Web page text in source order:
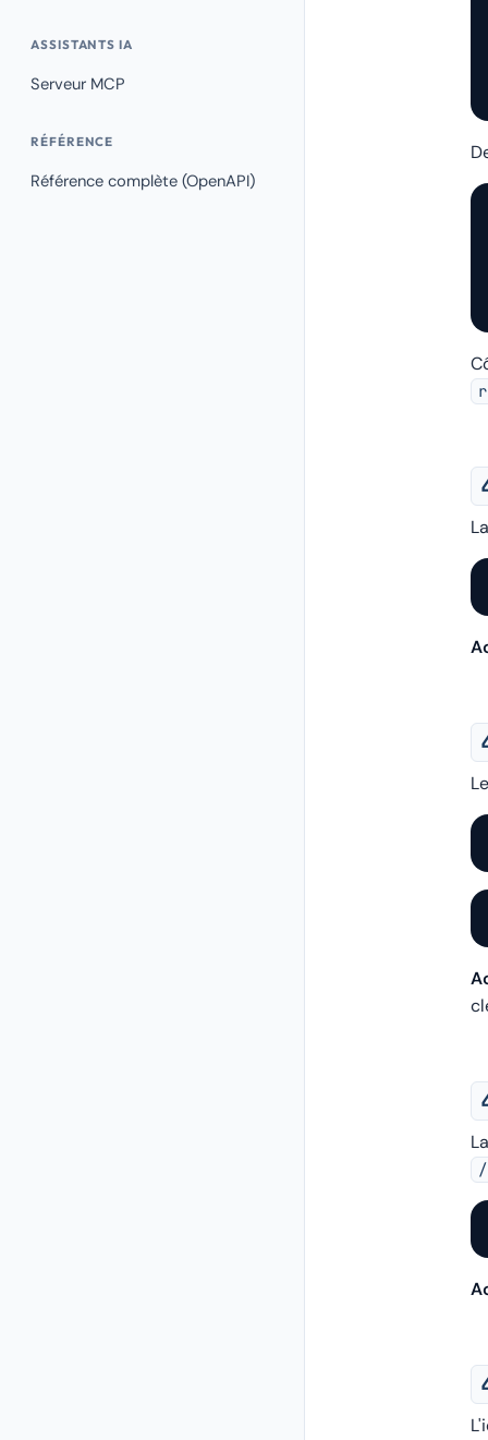
ASSISTANTS IA
Serveur MCP
RÉFÉRENCE
Référence complète (OpenAPI)
/